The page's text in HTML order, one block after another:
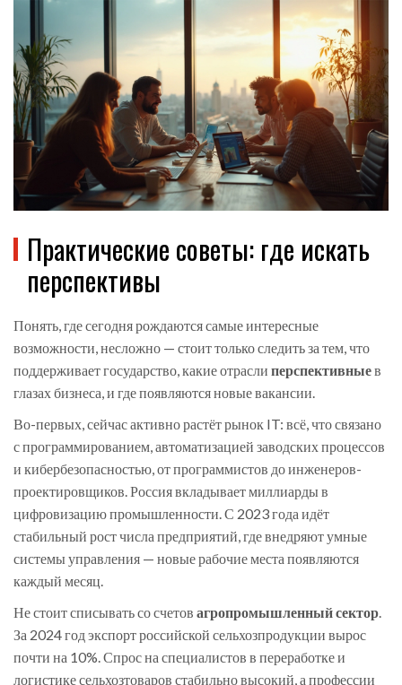
Практические советы: где искать
перспективы
Понять, где сегодня рождаются самые интересные
возможности, несложно — стоит только следить за тем, что
поддерживает государство, какие отрасли перспективныев
глазах бизнеса, и где появляются новые вакансии.
Во-первых, сейчас активно растёт рынок IT: всё, что связано
с программированием, автоматизацией заводских процессов
и кибербезопасностью, от программистов до инженеров-
проектировщиков. Россия вкладывает миллиарды в
цифровизацию промышленности. С 2023 года идёт
стабильный рост числа предприятий, где внедряют умные
системы управления — новые рабочие места появляются
каждый месяц.
Не стоит списывать со счетов агропромышленный сектор.
За 2024 год экспорт российской сельхозпродукции вырос
почти на 10%. Спрос на специалистов в переработке и
логистике сельхозтоваров стабильно высокий, а профессии